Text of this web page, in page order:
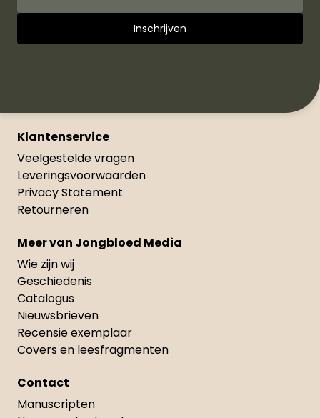
Klantenservice
Veelgestelde vragen
Leveringsvoorwaarden
Privacy Statement
Retourneren
Meer van Jongbloed Media
Wie zijn wij
Geschiedenis
Catalogus
Nieuwsbrieven
Recensie exemplaar
Covers en leesfragmenten
Contact
Manuscripten